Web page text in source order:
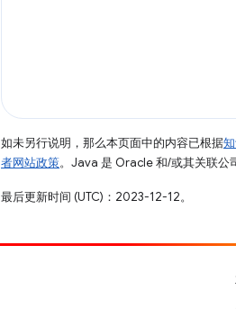
如未另行说明，那么本页面中的内容已根据
者网站政策。Java 是 Oracle 和/或其关联公
最后更新时间 (UTC)：2023-12-12。